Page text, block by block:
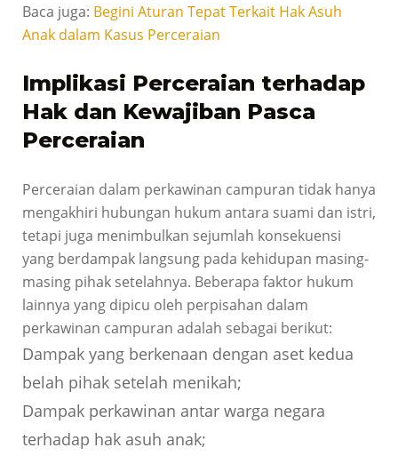
Baca juga: Begini Aturan Tepat Terkait Hak Asuh
Anak dalam Kasus Perceraian
Implikasi Perceraian terhadap
Hak dan Kewajiban Pasca
Perceraian
Perceraian dalam perkawinan campuran tidak hanya
mengakhiri hubungan hukum antara suami dan istri,
tetapi juga menimbulkan sejumlah konsekuensi
yang berdampak langsung pada kehidupan masing-
masing pihak setelahnya. Beberapa faktor hukum
lainnya yang dipicu oleh perpisahan dalam
perkawinan campuran adalah sebagai berikut:
Dampak yang berkenaan dengan aset kedua
belah pihak setelah menikah;
Dampak perkawinan antar warga negara
terhadap hak asuh anak;